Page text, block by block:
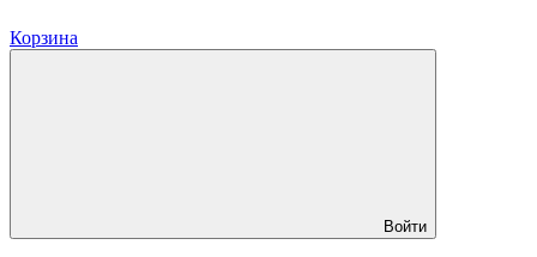
Корзина
Войти